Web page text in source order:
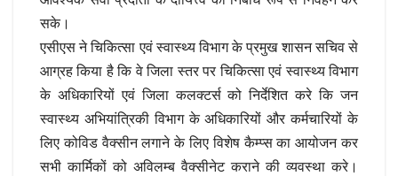
सके।
एसीएस ने चिकित्सा एवं स्वास्थ्य विभाग के प्रमुख शासन सचिव से
आग्रह किया है कि वे जिला स्तर पर चिकित्सा एवं स्वास्थ्य विभाग
के अधिकारियों एवं जिला कलक्टर्स को निर्देशित करे कि जन
स्वास्थ्य अभियांत्रिकी विभाग के अधिकारियों और कर्मचारियों के
लिए कोविड वैक्सीन लगाने के लिए विशेष कैम्प्स का आयोजन कर
सभी कार्मिकों को अविलम्ब वैक्सीनेट कराने की व्यवस्था करे।